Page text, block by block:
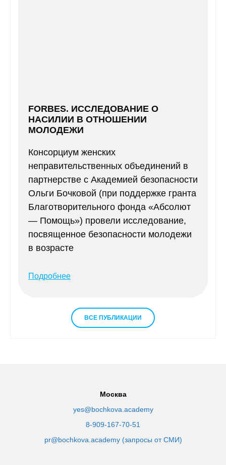
FORBES. ИССЛЕДОВАНИЕ О
НАСИЛИИ В ОТНОШЕНИИ
МОЛОДЕЖИ
Консорциум женских
неправительственных объединений в
партнерстве с Академией безопасности
Ольги Бочковой (при поддержке гранта
Благотворительного фонда «Абсолют
— Помощь») провели исследование,
посвященное безопасности молодежи
в возрасте
Подробнее
ВСЕ ПУБЛИКАЦИИ
Москва
yes@bochkova.academy
8-909-167-70-51
pr@bochkova.academy (запросы от СМИ)